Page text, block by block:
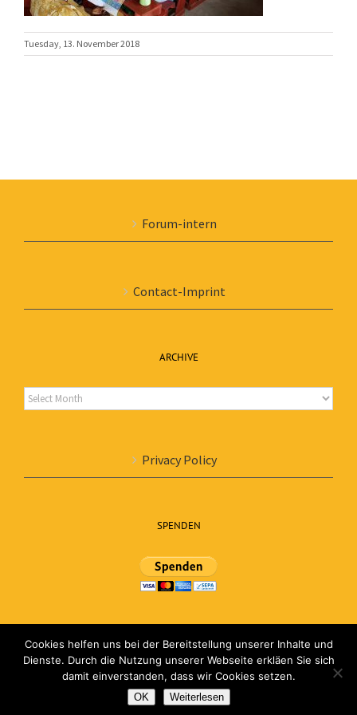
Tuesday, 13. November 2018
Forum-intern
Contact-Imprint
ARCHIVE
Archive
Privacy Policy
SPENDEN
© Förderverein Mbuye Farm School e.V. | All Rights Reserved | Powered by
networks & more
Cookies helfen uns bei der Bereitstellung unserer Inhalte und
Dienste. Durch die Nutzung unserer Webseite erkläen Sie sich
damit einverstanden, dass wir Cookies setzen.
OK Weiterlesen